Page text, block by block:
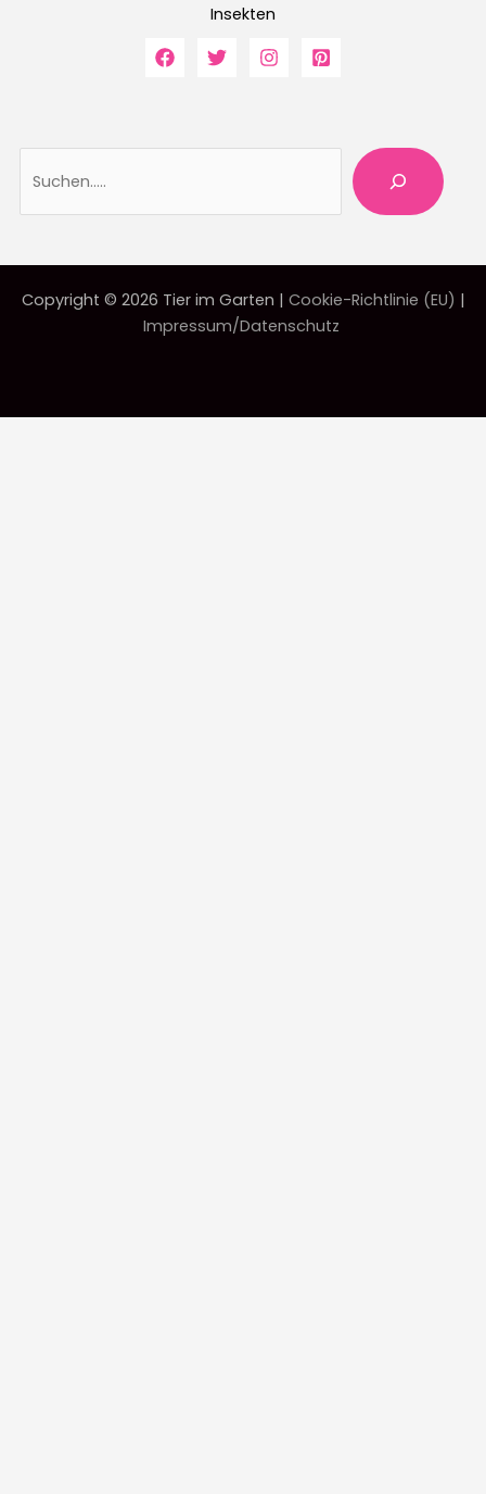
Insekten
Copyright © 2026 Tier im Garten | Cookie-Richtlinie (EU) |
Impressum/Datenschutz